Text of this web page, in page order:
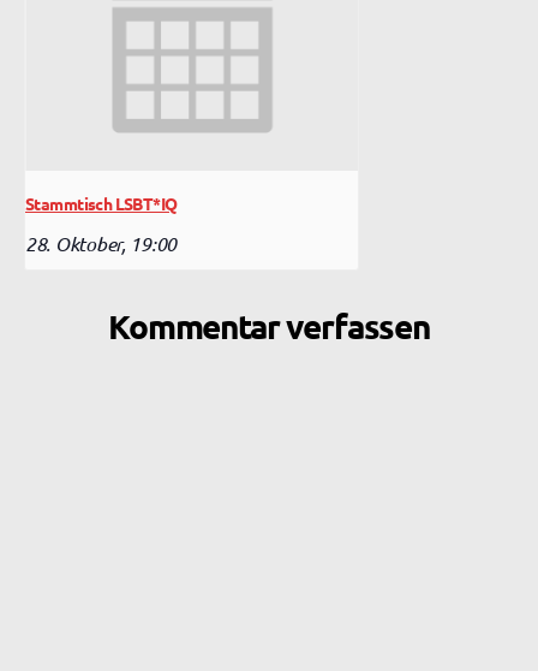
Stammtisch LSBT*IQ
28. Oktober, 19:00
Kommentar verfassen